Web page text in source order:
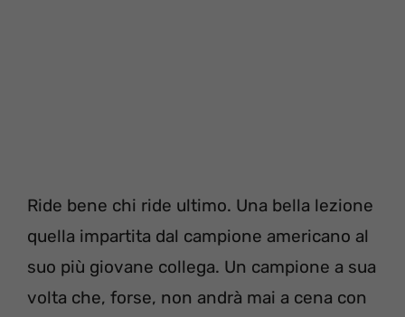
Ride bene chi ride ultimo. Una bella lezione
quella impartita dal campione americano al
suo più giovane collega. Un campione a sua
volta che, forse, non andrà mai a cena con